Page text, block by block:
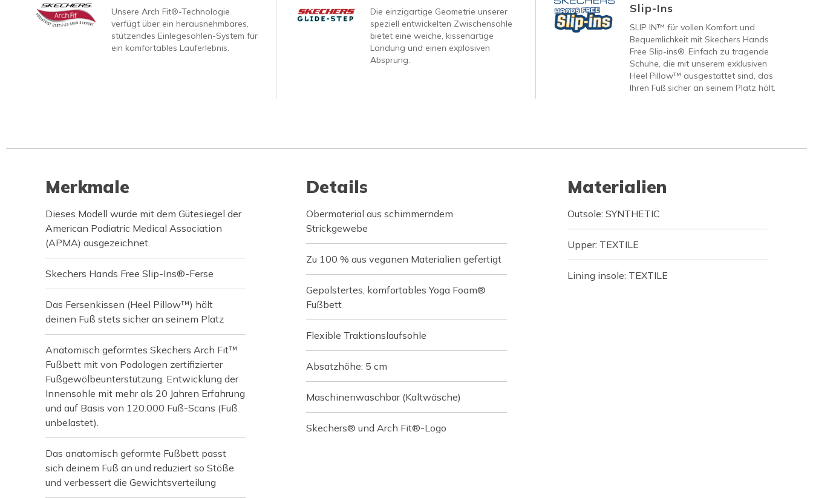
Unsere Arch Fit®-Technologie
verfügt über ein herausnehmbares,
stützendes Einlegesohlen-System für
ein komfortables Lauferlebnis.
Die einzigartige Geometrie unserer
speziell entwickelten Zwischensohle
bietet eine weiche, kissenartige
Landung und einen explosiven
Absprung.
Slip-Ins
SLIP IN™ für vollen Komfort und
Bequemlichkeit mit Skechers Hands
Free Slip-ins®. Einfach zu tragende
Schuhe, die mit unserem exklusiven
Heel Pillow™ ausgestattet sind, das
Ihren Fuß sicher an seinem Platz hält.
Merkmale
Dieses Modell wurde mit dem Gütesiegel der
American Podiatric Medical Association
(APMA) ausgezeichnet.
Skechers Hands Free Slip-Ins®-Ferse
Das Fersenkissen (Heel Pillow™) hält
deinen Fuß stets sicher an seinem Platz
Anatomisch geformtes Skechers Arch Fit™
Fußbett mit von Podologen zertifizierter
Fußgewölbeunterstützung. Entwicklung der
Innensohle mit mehr als 20 Jahren Erfahrung
und auf Basis von 120.000 Fuß-Scans (Fuß
unbelastet).
Das anatomisch geformte Fußbett passt
sich deinem Fuß an und reduziert so Stöße
und verbessert die Gewichtsverteilung
Details
Obermaterial aus schimmerndem
Strickgewebe
Zu 100 % aus veganen Materialien gefertigt
Gepolstertes, komfortables Yoga Foam®
Fußbett
Flexible Traktionslaufsohle
Absatzhöhe: 5 cm
Maschinenwaschbar (Kaltwäsche)
Skechers® und Arch Fit®-Logo
Materialien
Outsole: SYNTHETIC
Upper: TEXTILE
Lining insole: TEXTILE